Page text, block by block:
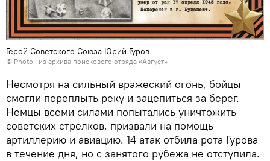
Герой Советского Союза Юрий Гуров
© Photo : из архива поискового отряда «Август»
Несмотря на сильный вражеский огонь, бойцы
смогли переплыть реку и зацепиться за берег.
Немцы всеми силами попытались уничтожить
советских стрелков, призвали на помощь
артиллерию и авиацию. 14 атак отбила рота Гурова
в течение дня, но с занятого рубежа не отступила.